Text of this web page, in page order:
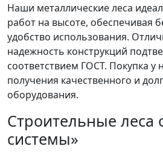
Наши металлические леса
работ на высоте, обеспечивая
удобство использования.
надежность конструкций
соответствием ГОСТ. Покупка у
получения качественного и
оборудования.
Строительные леса
системы»